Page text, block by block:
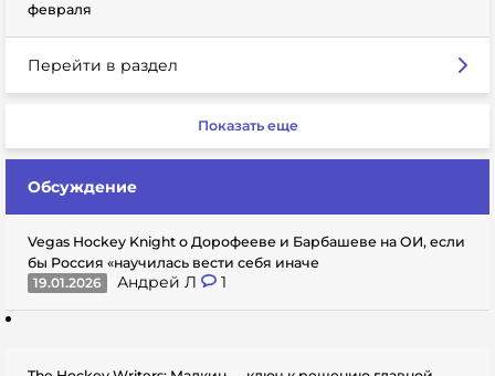
февраля
Перейти в раздел
Показать еще
Обсуждение
Vegas Hockey Knight о Дорофееве и Барбашеве на ОИ, если
бы Россия «научилась вести себя иначе
19.01.2026
Андрей Л 1